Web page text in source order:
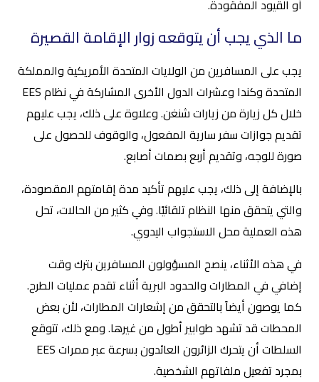
أو القيود المفقودة.
ما الذي يجب أن يتوقعه زوار الإقامة القصيرة
يجب على المسافرين من الولايات المتحدة الأمريكية والمملكة
المتحدة وكندا وعشرات الدول الأخرى المشاركة في نظام EES
خلال كل زيارة من زيارات شنغن. وعلاوة على ذلك، يجب عليهم
تقديم جوازات سفر سارية المفعول، والوقوف للحصول على
صورة للوجه، وتقديم أربع بصمات أصابع.
بالإضافة إلى ذلك، يجب عليهم تأكيد مدة إقامتهم المقصودة،
والتي يتحقق منها النظام تلقائيًا. وفي كثير من الحالات، تحل
هذه العملية محل الاستجواب اليدوي.
في هذه الأثناء، ينصح المسؤولون المسافرين بترك وقت
إضافي في المطارات والحدود البرية أثناء تقدم عمليات الطرح.
كما يوصون أيضاً بالتحقق من إشعارات المطارات، لأن بعض
المحطات قد تشهد طوابير أطول من غيرها. ومع ذلك، تتوقع
السلطات أن يتحرك الزائرون العائدون بسرعة عبر ممرات EES
بمجرد تفعيل ملفاتهم الشخصية.